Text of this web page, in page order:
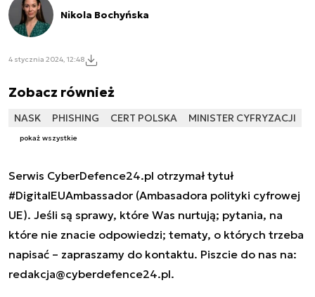
Nikola Bochyńska
4 stycznia 2024, 12:48
Zobacz również
NASK PHISHING CERT POLSKA MINISTER CYFRYZACJI
pokaż wszystkie
Serwis CyberDefence24.pl otrzymał tytuł
#DigitalEUAmbassador (Ambasadora polityki cyfrowej
UE). Jeśli są sprawy, które Was nurtują; pytania, na
które nie znacie odpowiedzi; tematy, o których trzeba
napisać – zapraszamy do kontaktu. Piszcie do nas na:
redakcja@cyberdefence24.pl.